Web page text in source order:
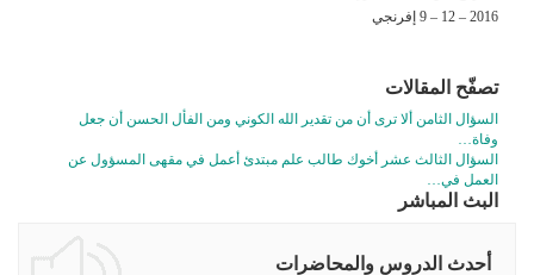
2016 – 12 – 9 إفرنجي
تصفّح المقالات
السؤال الثامن ألا ترى أن من تقدير الله الكوني ومن الفأل الحسن أن جعل
وفاة…
السؤال الثالث عشر أخوك طالب علم مبتدئ أعمل في مقهى المسؤول عن
العمل في…
البث المباشر
أحدث الدروس والمحاضرات